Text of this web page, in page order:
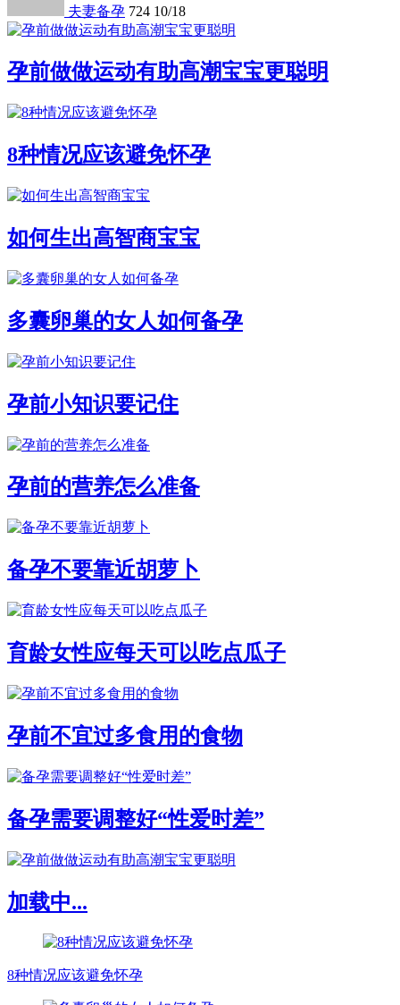
夫妻备孕 724 10/18
孕前做做运动有助高潮宝宝更聪明
8种情况应该避免怀孕
如何生出高智商宝宝
多囊卵巢的女人如何备孕
孕前小知识要记住
孕前的营养怎么准备
备孕不要靠近胡萝卜
育龄女性应每天可以吃点瓜子
孕前不宜过多食用的食物
备孕需要调整好“性爱时差”
加载中...
8种情况应该避免怀孕